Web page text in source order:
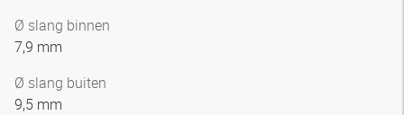
Ø slang binnen
7,9 mm
Ø slang buiten
9,5 mm